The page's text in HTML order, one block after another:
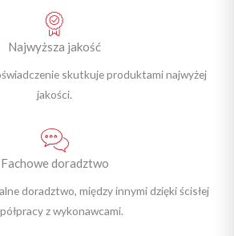
Najwyższa jakość
skutkuje produktami najwyżej
jakości.
Fachowe doradztwo
doradztwo, między innymi dzięki ścisłej
z wykonawcami.